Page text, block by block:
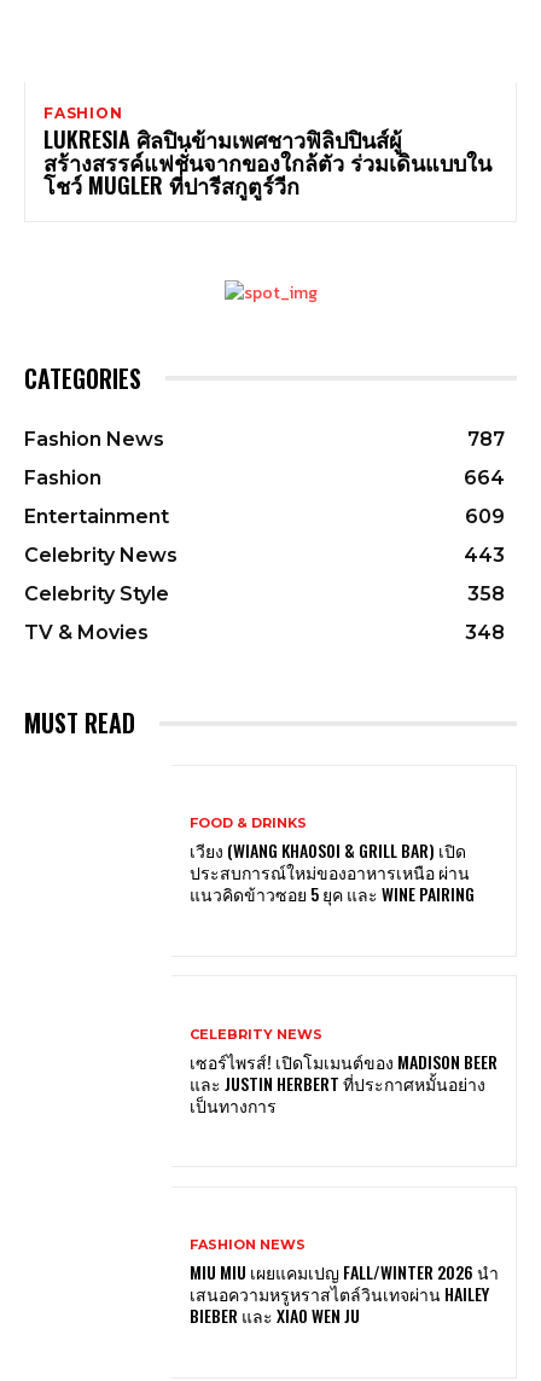
FASHION
LUKRESIA ศิลปินข้ามเพศชาวฟิลิปปินส์ผู้
สร้างสรรค์แฟชั่นจากของใกล้ตัว ร่วมเดินแบบใน
โชว์ MUGLER ที่ปารีสกูตูร์วีก
CATEGORIES
Fashion News
787
Fashion
664
Entertainment
609
Celebrity News
443
Celebrity Style
358
TV & Movies
348
MUST READ
FOOD & DRINKS
เวียง (WIANG KHAOSOI & GRILL BAR) เปิด
ประสบการณ์ใหม่ของอาหารเหนือ ผ่าน
แนวคิดข้าวซอย 5 ยุค และ WINE PAIRING
CELEBRITY NEWS
เซอร์ไพรส์! เปิดโมเมนต์ของ MADISON BEER
และ JUSTIN HERBERT ที่ประกาศหมั้นอย่าง
เป็นทางการ
FASHION NEWS
MIU MIU เผยแคมเปญ FALL/WINTER 2026 นำ
เสนอความหรูหราสไตล์วินเทจผ่าน HAILEY
BIEBER และ XIAO WEN JU